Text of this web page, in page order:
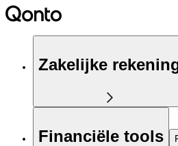
Zakelijke
Financiële tools